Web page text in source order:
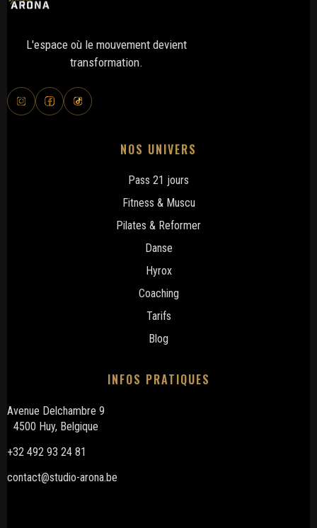
L'espace où le mouvement devient
transformation.
NOS UNIVERS
Pass 21 jours
Fitness & Muscu
Pilates & Reformer
Danse
Hyrox
Coaching
Tarifs
Blog
INFOS PRATIQUES
Avenue Delchambre 9
4500 Huy, Belgique
+32 492 93 24 81
contact@studio-arona.be